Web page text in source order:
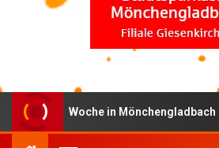
Die Woche in Mönchengladbach